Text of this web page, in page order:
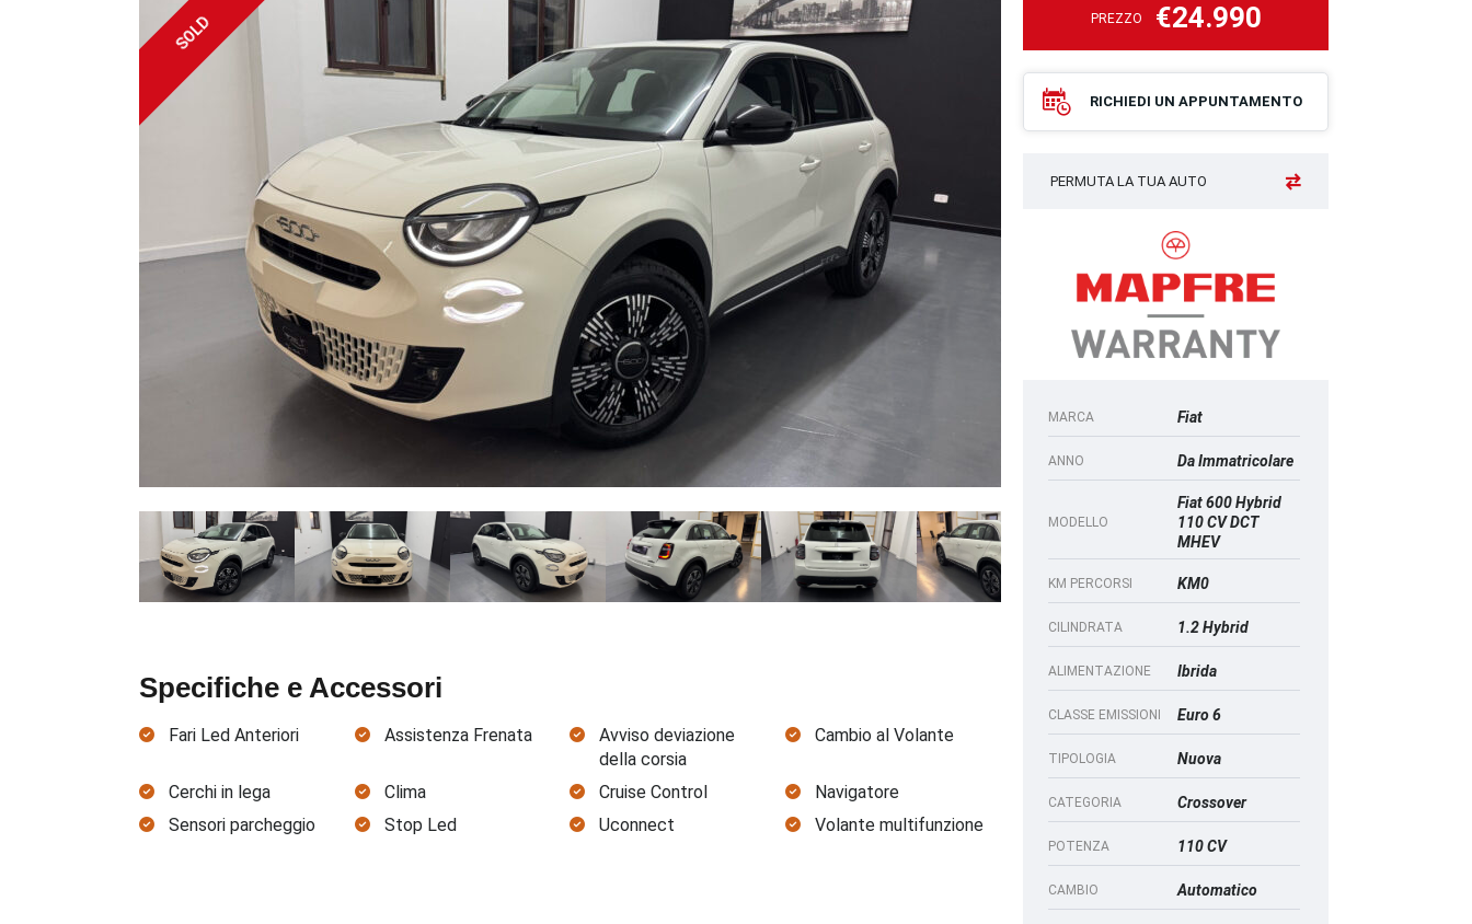
SOLD
Specifiche e Accessori
Fari Led Anteriori Assistenza Frenata
Avviso deviazione
della corsia
Cambio al Volante
Cerchi in lega Clima Cruise Control
Navigatore
Sensori parcheggio
Stop Led Uconnect Volante multifunzione
PREZZO €24.990
RICHIEDI UN APPUNTAMENTO
PERMUTA LA TUA AUTO
MARCA Fiat
ANNO Da Immatricolare
MODELLO
Fiat 600 Hybrid
110 CV DCT
MHEV
KM PERCORSI KM0
CILINDRATA 1.2 Hybrid
ALIMENTAZIONE Ibrida
CLASSE EMISSIONI Euro 6
TIPOLOGIA Nuova
CATEGORIA Crossover
POTENZA 110 CV
CAMBIO Automatico